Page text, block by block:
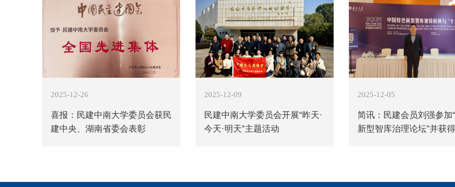
昌智，第十一届中央委员会主席为郝明金。
2025-12-26
喜报：民建中南大学委员会获民
建中央、湖南省委会表彰
2025-12-09
民建中南大学委员会开展“昨天·
今天·明天”主题活动
2025-12-05
简讯：民建会员刘强参加
新型智库治理论坛”并获